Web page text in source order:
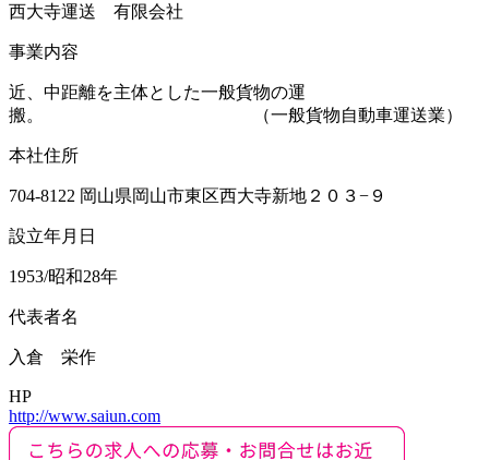
西大寺運送 有限会社
事業内容
近、中距離を主体とした一般貨物の運
搬。 （一般貨物自動車運送業）
本社住所
704-8122 岡山県岡山市東区西大寺新地２０３−９
設立年月日
1953/昭和28年
代表者名
入倉 栄作
HP
http://www.saiun.com